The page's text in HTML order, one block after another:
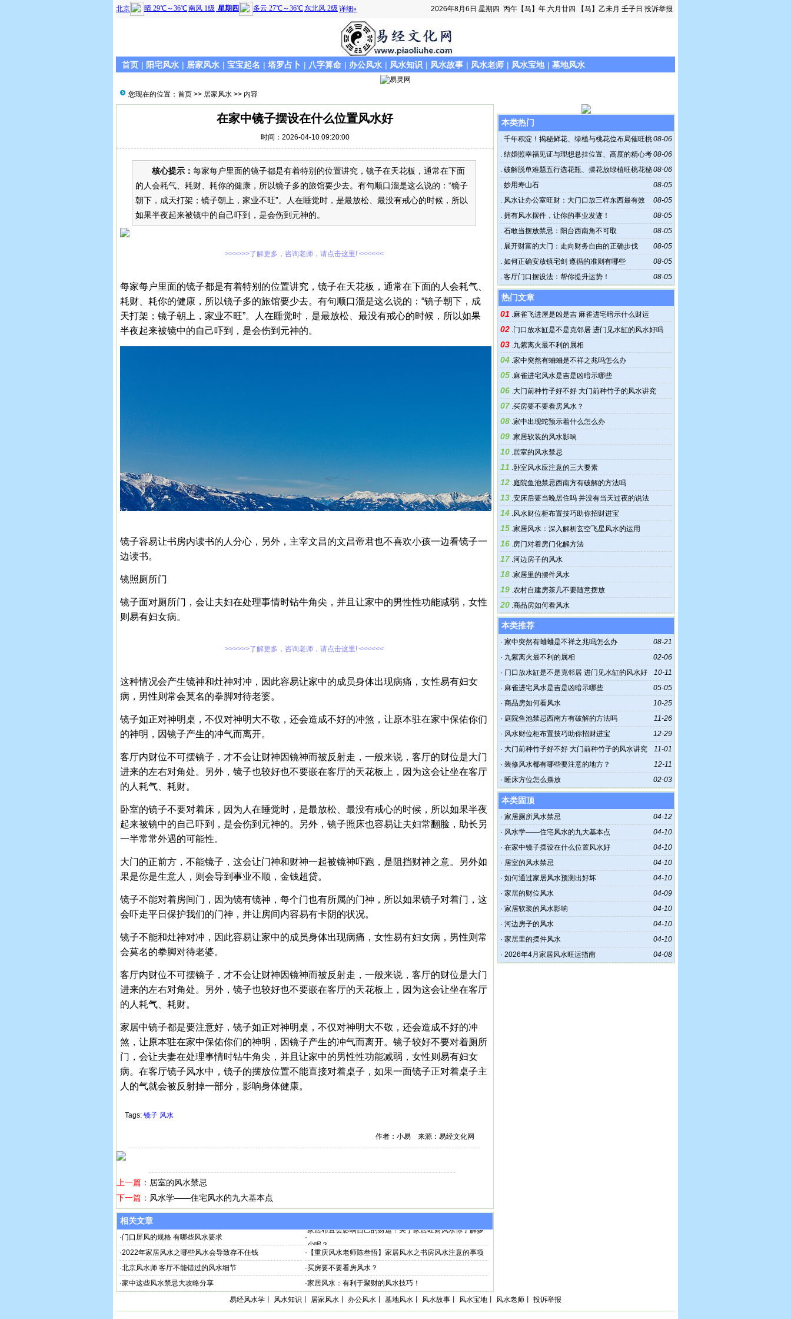
2026年8月6日 星期四 丙午【马】年 六月廿四 【马】乙未月 壬子日 投诉举报
首页 | 阳宅风水 | 居家风水 | 宝宝起名 | 塔罗占卜 | 八字算命 | 办公风水 | 风水知识 | 风水故事 | 风水老师 | 风水宝地 | 墓地风水
您现在的位置： 首页 >> 居家风水 >> 内容
在家中镜子摆设在什么位置风水好
时间：2026-04-10 09:20:00
核心提示： 每家每户里面的镜子都是有着特别的位置讲究，镜子在天花板，通常在下面
的人会耗气、耗财、耗你的健康，所以镜子多的旅馆要少去。有句顺口溜是这么说的：“镜子
朝下，成天打架；镜子朝上，家业不旺”。人在睡觉时，是最放松、最没有戒心的时候，所以
如果半夜起来被镜中的自己吓到，是会伤到元神的。
>>>>>>了解更多，咨询老师，请点击这里! <<<<<<
每家每户里面的镜子都是有着特别的位置讲究，镜子在天花板，通常在下面的人会耗气、
耗财、耗你的健康，所以镜子多的旅馆要少去。有句顺口溜是这么说的：“镜子朝下，成
天打架；镜子朝上，家业不旺”。人在睡觉时，是最放松、最没有戒心的时候，所以如果
半夜起来被镜中的自己吓到，是会伤到元神的。
镜子容易让书房内读书的人分心，另外，主宰文昌的文昌帝君也不喜欢小孩一边看镜子一
边读书。
镜照厕所门
镜子面对厕所门，会让夫妇在处理事情时钻牛角尖，并且让家中的男性性功能减弱，女性
则易有妇女病。
>>>>>>了解更多，咨询老师，请点击这里! <<<<<<
这种情况会产生镜神和灶神对冲，因此容易让家中的成员身体出现病痛，女性易有妇女
病，男性则常会莫名的拳脚对待老婆。
镜子如正对神明桌，不仅对神明大不敬，还会造成不好的冲煞，让原本驻在家中保佑你们
的神明，因镜子产生的冲气而离开。
客厅内财位不可摆镜子，才不会让财神因镜神而被反射走，一般来说，客厅的财位是大门
进来的左右对角处。另外，镜子也较好也不要嵌在客厅的天花板上，因为这会让坐在客厅
的人耗气、耗财。
卧室的镜子不要对着床，因为人在睡觉时，是最放松、最没有戒心的时候，所以如果半夜
起来被镜中的自己吓到，是会伤到元神的。另外，镜子照床也容易让夫妇常翻脸，助长另
一半常常外遇的可能性。
大门的正前方，不能镜子，这会让门神和财神一起被镜神吓跑，是阻挡财神之意。另外如
果是你是生意人，则会导到事业不顺，金钱超贷。
镜子不能对着房间门，因为镜有镜神，每个门也有所属的门神，所以如果镜子对着门，这
会吓走平日保护我们的门神，并让房间内容易有卡阴的状况。
镜子不能和灶神对冲，因此容易让家中的成员身体出现病痛，女性易有妇女病，男性则常
会莫名的拳脚对待老婆。
客厅内财位不可摆镜子，才不会让财神因镜神而被反射走，一般来说，客厅的财位是大门
进来的左右对角处。另外，镜子也较好也不要嵌在客厅的天花板上，因为这会让坐在客厅
的人耗气、耗财。
家居中镜子都是要注意好，镜子如正对神明桌，不仅对神明大不敬，还会造成不好的冲
煞，让原本驻在家中保佑你们的神明，因镜子产生的冲气而离开。镜子较好不要对着厕所
门，会让夫妻在处理事情时钻牛角尖，并且让家中的男性性功能减弱，女性则易有妇女
病。在客厅镜子风水中，镜子的摆放位置不能直接对着桌子，如果一面镜子正对着桌子主
人的气就会被反射掉一部分，影响身体健康。
Tags: 镜子 风水
作者：小易 来源：易经文化网
上一篇： 居室的风水禁忌
下一篇： 风水学——住宅风水的九大基本点
相关文章
·门口屏风的规格 有哪些风水要求 ·
家居布置会影响自己的财运！关于家居旺财风水你了解多
少呢？
·2022年家居风水之哪些风水会导致存不住钱 · 【重庆风水老师陈叁悟】家居风水之书房风水注意的事项
·北京风水师 客厅不能错过的风水细节 ·买房要不要看房风水？
·家中这些风水禁忌大攻略分享 ·家居风水：有利于聚财的风水技巧！
本类热门
08-06
. 千年积淀！揭秘鲜花、绿植与桃花位布局催旺桃
花之法
08-06
. 结婚照幸福见证与理想悬挂位置、高度的精心考
量
08-06
. 破解脱单难题五行选花瓶、摆花放绿植旺桃花秘
籍
08-05
. 妙用寿山石
08-05
. 风水让办公室旺财：大门口放三样东西最有效
08-05
. 拥有风水摆件，让你的事业发迹！
08-05
. 石敢当摆放禁忌：阳台西南角不可取
08-05
. 展开财富的大门：走向财务自由的正确步伐
08-05
. 如何正确安放镇宅剑 遵循的准则有哪些
08-05
. 客厅门口摆设法：帮你提升运势！
热门文章
01 .麻雀飞进屋是凶是吉 麻雀进宅暗示什么财运
02 .门口放水缸是不是克邻居 进门见水缸的风水好吗
03 .九紫离火最不利的属相
04 .家中突然有蛐蛐是不祥之兆吗怎么办
05 .麻雀进宅风水是吉是凶暗示哪些
06 .大门前种竹子好不好 大门前种竹子的风水讲究
07 .买房要不要看房风水？
08 .家中出现蛇预示着什么怎么办
09 .家居软装的风水影响
10 .居室的风水禁忌
11 .卧室风水应注意的三大要素
12 .庭院鱼池禁忌西南方有破解的方法吗
13 .安床后要当晚居住吗 并没有当天过夜的说法
14 .风水财位柜布置技巧助你招财进宝
15 .家居风水：深入解析玄空飞星风水的运用
16 .房门对着房门化解方法
17 .河边房子的风水
18 .家居里的摆件风水
19 .农村自建房茶几不要随意摆放
20 .商品房如何看风水
本类推荐
08-21
· 家中突然有蛐蛐是不祥之兆吗怎么办
02-06
· 九紫离火最不利的属相
10-11
· 门口放水缸是不是克邻居 进门见水缸的风水好
吗
05-05
· 麻雀进宅风水是吉是凶暗示哪些
10-25
· 商品房如何看风水
11-26
· 庭院鱼池禁忌西南方有破解的方法吗
12-29
· 风水财位柜布置技巧助你招财进宝
11-01
· 大门前种竹子好不好 大门前种竹子的风水讲究
12-11
· 装修风水都有哪些要注意的地方？
02-03
· 睡床方位怎么摆放
本类固顶
04-12
· 家居厕所风水禁忌
04-10
· 风水学——住宅风水的九大基本点
04-10
· 在家中镜子摆设在什么位置风水好
04-10
· 居室的风水禁忌
04-10
· 如何通过家居风水预测出好坏
04-09
· 家居的财位风水
04-10
· 家居软装的风水影响
04-10
· 河边房子的风水
04-10
· 家居里的摆件风水
04-08
· 2026年4月家居风水旺运指南
易经风水学 风水知识 居家风水 办公风水 墓地风水 风水故事 风水宝地 风水老师 投诉举报